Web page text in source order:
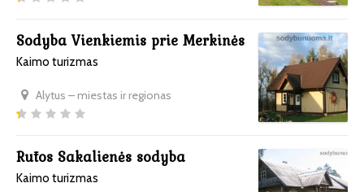
Sodyba Vienkiemis prie Merkinės
Kaimo turizmas
Alytus – miestas ir regionas
Rūtos Sakalienės sodyba
Kaimo turizmas